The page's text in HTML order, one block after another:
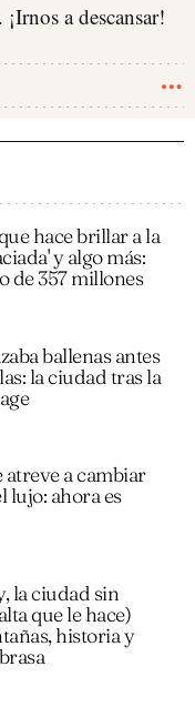
a descansar!
hace brillar a la
y algo más:
de 357 millones
ballenas antes
la ciudad tras la
atreve a cambiar
lujo: ahora es
la ciudad sin
que le hace)
historia y